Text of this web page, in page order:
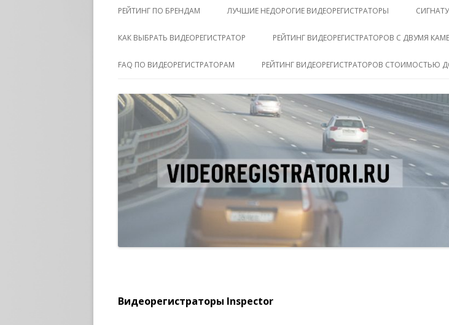
РЕЙТИНГ ПО БРЕНДАМ ЛУЧШИЕ НЕДОРОГИЕ ВИДЕОРЕГИСТРАТОРЫ
КАК ВЫБРАТЬ ВИДЕОРЕГИСТРАТОР РЕЙТИНГ ВИДЕОРЕГИСТРАТОРОВ С ДВУМЯ
FAQ ПО ВИДЕОРЕГИСТРАТОРАМ РЕЙТИНГ ВИДЕОРЕГИСТРАТОРОВ СТОИМОСТЬЮ
Видеорегистраторы Inspector